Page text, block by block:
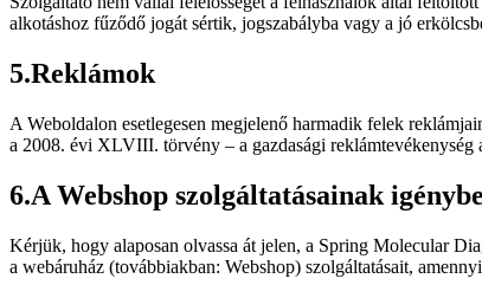
alkotáshoz fűződő jogát sértik, jogszabályba vagy a jó
5.Reklámok
A Weboldalon esetlegesen megjelenő harmadik felek
a 2008. évi XLVIII. törvény – a gazdasági
6.A Webshop szolgáltatásainak
Kérjük, hogy alaposan olvassa át jelen, a Spring Molecular
a webáruház (továbbiakban: Webshop) szolgáltatásait,